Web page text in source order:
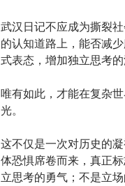
武汉日记不应成为撕裂
的认知道路上，能否减
式表态，增加独立思考的
唯有如此，才能在复杂
光。
这不仅是一次对历史的
体恐惧席卷而来，真正
立思考的勇气；不是立